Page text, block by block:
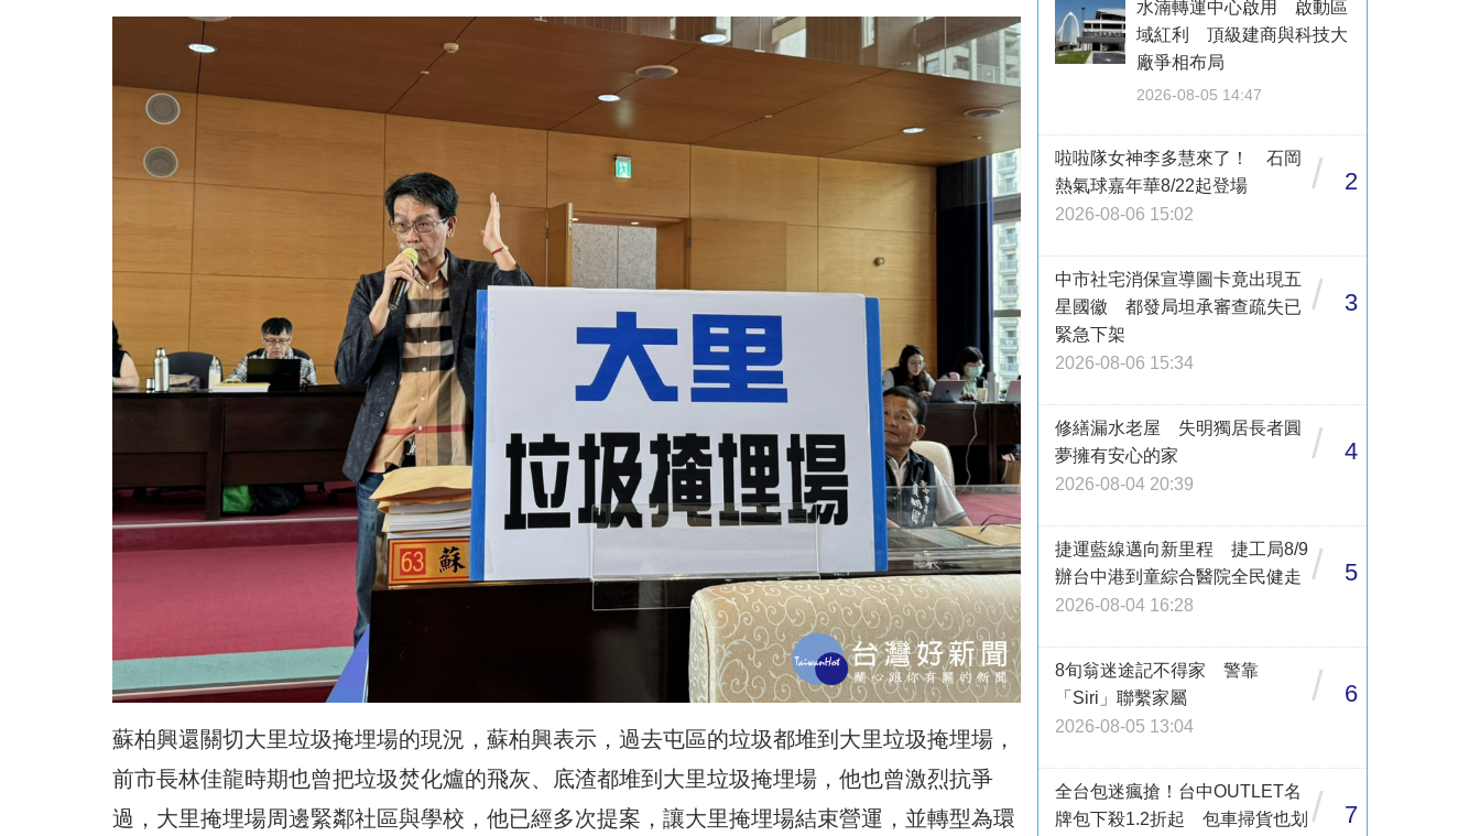
蘇柏興還關切大里垃圾掩埋場的現況，蘇柏興表示，過去屯區的垃圾都堆到大里垃圾掩埋場，
前市長林佳龍時期也曾把垃圾焚化爐的飛灰、底渣都堆到大里垃圾掩埋場，他也曾激烈抗爭
過，大里掩埋場周邊緊鄰社區與學校，他已經多次提案，讓大里掩埋場結束營運，並轉型為環
水湳轉運中心啟用 啟動區
域紅利 頂級建商與科技大
廠爭相布局
2026-08-05 14:47
啦啦隊女神李多慧來了！ 石岡
熱氣球嘉年華8/22起登場
2026-08-06 15:02
/ 2
中市社宅消保宣導圖卡竟出現五
星國徽 都發局坦承審查疏失已
緊急下架
2026-08-06 15:34
/ 3
修繕漏水老屋 失明獨居長者圓
夢擁有安心的家
2026-08-04 20:39
/ 4
捷運藍線邁向新里程 捷工局8/9
辦台中港到童綜合醫院全民健走
2026-08-04 16:28
/ 5
8旬翁迷途記不得家 警靠
「Siri」聯繫家屬
2026-08-05 13:04
/ 6
全台包迷瘋搶！台中OUTLET名
牌包下殺1.2折起 包車掃貨也划 / 7